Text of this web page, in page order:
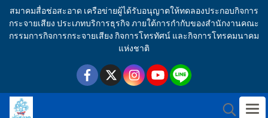
สมาคมสื่อช่อสะอาด เครือข่ายผู้ได้รับอนุญาตให้ทดลองประกอบกิจการ
กระจายเสียง ประเภทบริการธุรกิจ ภายใต้การกำกับของสำนักงานคณะ
กรรมการกิจการกระจายเสียง กิจการโทรทัศน์ และกิจการโทรคมนาคม
แห่งชาติ